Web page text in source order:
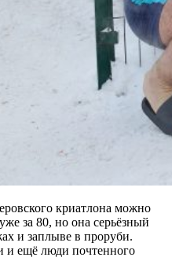
криатлона можно
за 80, но она серьёзный
и заплыве в проруби.
и ещё люди почтенного